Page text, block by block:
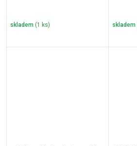
skladem (1 ks) skladem